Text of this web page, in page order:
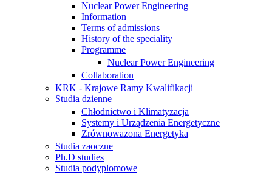
Nuclear Power Engineering
Information
Terms of admissions
History of the speciality
Programme
Nuclear Power Engineering
Collaboration
KRK - Krajowe Ramy Kwalifikacji
Studia dzienne
Chłodnictwo i Klimatyzacja
Systemy i Urządzenia Energetyczne
Zrównowazona Energetyka
Studia zaoczne
Ph.D studies
Studia podyplomowe